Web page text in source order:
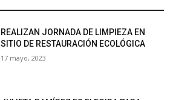
REALIZAN JORNADA DE LIMPIEZA EN
SITIO DE RESTAURACIÓN ECOLÓGICA
17 mayo, 2023